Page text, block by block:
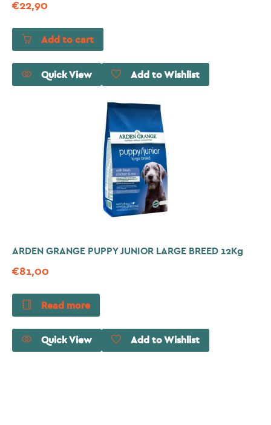
€22,90
Add to cart
Quick View Add to Wishlist
ARDEN GRANGE PUPPY JUNIOR LARGE BREED 12Kg
€81,00
Read more
Quick View Add to Wishlist